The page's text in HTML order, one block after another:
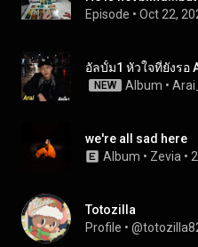
Episode • Oct 22,
อัลบั้ม1 หัวใจที่ยังรอ
NEW Album •
we're all sad here
Album • Zevia •
Totozilla
Profile •